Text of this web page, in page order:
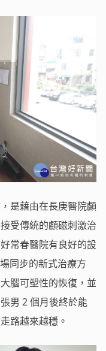
是藉由在長庚醫院顱
受傳統的顱磁刺激治
常春醫院有良好的設
同步的新式治療方
腦可塑性的恢復，並
男 2 個月後終於能
路越來越穩。